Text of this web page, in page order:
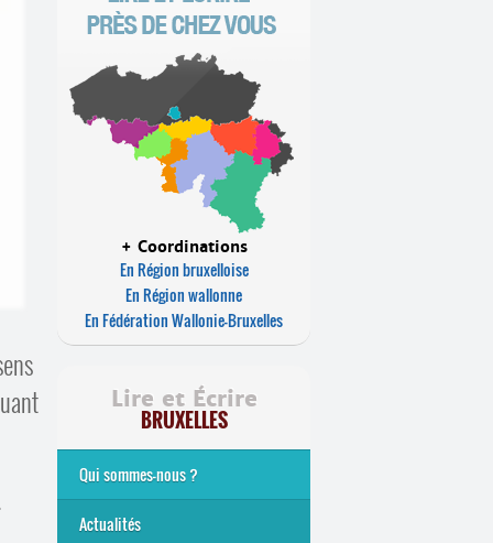
+ Coordinations
En Région bruxelloise
En Région wallonne
En Fédération Wallonie-Bruxelles
Lire et Écrire
BRUXELLES
Qui sommes-nous ?
Analphabétisme et illettrisme
L’alphabétisation populaire
Le mouvement Lire et Écrire
Nos missions
... Tous les articles
Actualités